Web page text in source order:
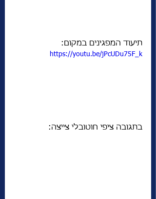
תיעוד המפגינים במקום:
https://youtu.be/jPcUDu75F_k
בתגובה ציפי חוטובלי צייצה: